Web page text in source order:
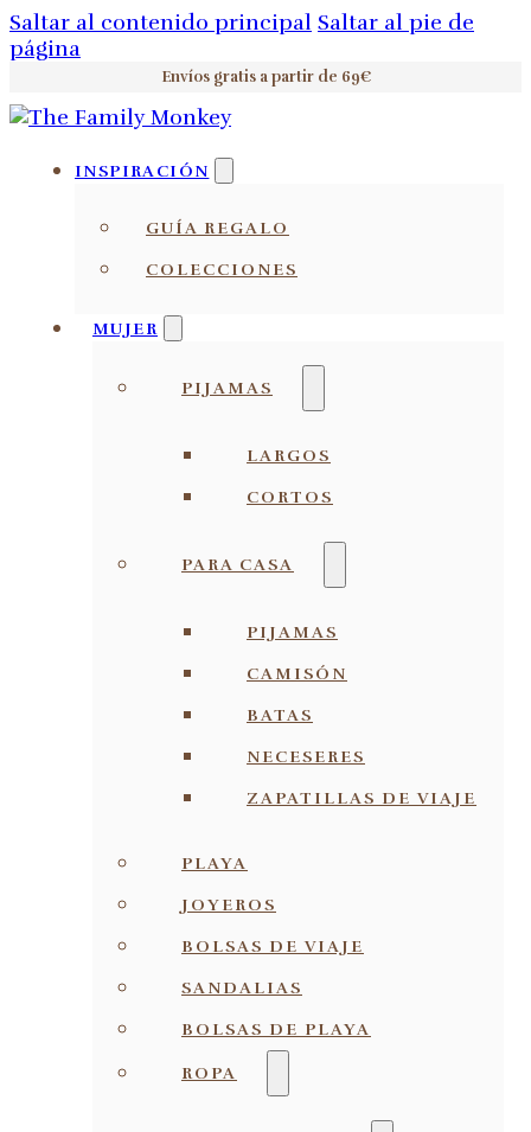
Saltar al contenido principal Saltar al pie de
página
Envíos gratis a partir de 69€
INSPIRACIÓN
GUÍA REGALO
COLECCIONES
MUJER
PIJAMAS
LARGOS
CORTOS
PARA CASA
PIJAMAS
CAMISÓN
BATAS
NECESERES
ZAPATILLAS DE VIAJE
PLAYA
JOYEROS
BOLSAS DE VIAJE
SANDALIAS
BOLSAS DE PLAYA
ROPA